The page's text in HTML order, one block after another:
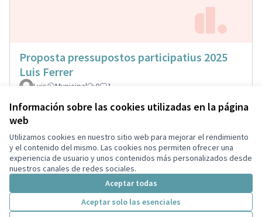
Información sobre las cookies utilizadas en la página
web
Utilizamos cookies en nuestro sitio web para mejorar el rendimiento
y el contenido del mismo. Las cookies nos permiten ofrecer una
experiencia de usuario y unos contenidos más personalizados desde
nuestros canales de redes sociales.
Aceptar todas
Aceptar solo las esenciales
Proposta pressupostos participatius 2025
Luis Ferrer
Luis Municipal 0 1
Términos y condiciones de uso
Configuración de cookies
Castellano
Triar la llenguaElegir el idioma
Con licencia
(Enlace